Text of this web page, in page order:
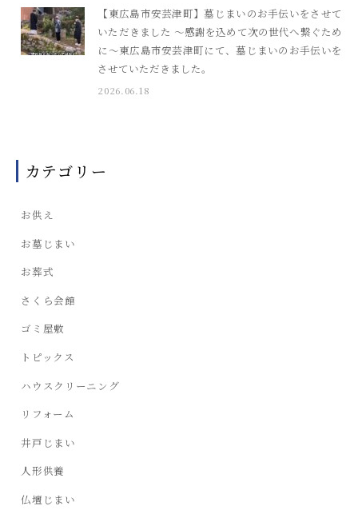
【東広島市安芸津町】墓じまいのお手伝いをさせて
いただきました ～感謝を込めて次の世代へ繋ぐため
に～東広島市安芸津町にて、墓じまいのお手伝いを
させていただきました。
2026.06.18
カテゴリー
お供え
お墓じまい
お葬式
さくら会館
ゴミ屋敷
トピックス
ハウスクリーニング
リフォーム
井戸じまい
人形供養
仏壇じまい